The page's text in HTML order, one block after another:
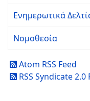
Ενημερωτικά
Νομοθεσία
Atom RSS Feed
RSS Syndicate 2.0